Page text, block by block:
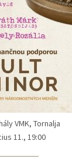
VMK, Tornalja
11., 19:00